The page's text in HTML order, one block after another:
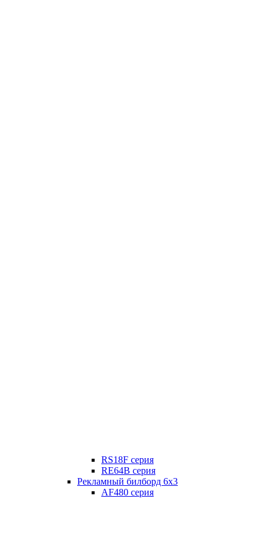
RS18F серия
RE64B серия
Рекламный билборд 6х3
AF480 серия